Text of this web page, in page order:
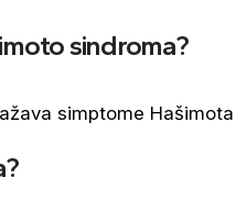
sindroma?
simptome